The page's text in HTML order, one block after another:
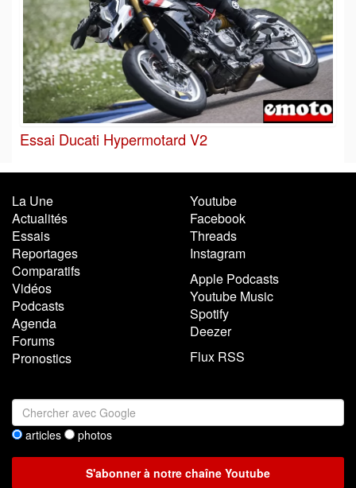
Essai Ducati Hypermotard V2
La Une
Actualités
Essais
Reportages
Comparatifs
Vidéos
Podcasts
Agenda
Forums
Pronostics
Youtube
Facebook
Threads
Instagram
Apple Podcasts
Youtube Music
Spotify
Deezer
Flux RSS
articles photos